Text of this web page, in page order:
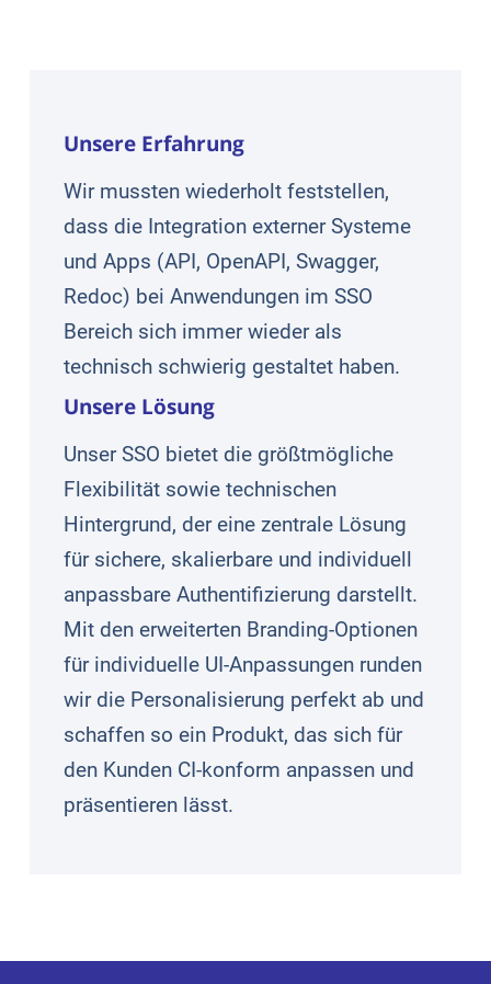
Unsere Erfahrung
Wir mussten wiederholt feststellen,
dass die Integration externer Systeme
und Apps (API, OpenAPI, Swagger,
Redoc) bei Anwendungen im SSO
Bereich sich immer wieder als
technisch schwierig gestaltet haben.
Unsere Lösung
Unser SSO bietet die größtmögliche
Flexibilität sowie technischen
Hintergrund, der eine zentrale Lösung
für sichere, skalierbare und individuell
anpassbare Authentifizierung darstellt.
Mit den erweiterten Branding-Optionen
für individuelle UI-Anpassungen runden
wir die Personalisierung perfekt ab und
schaffen so ein Produkt, das sich für
den Kunden CI-konform anpassen und
präsentieren lässt.